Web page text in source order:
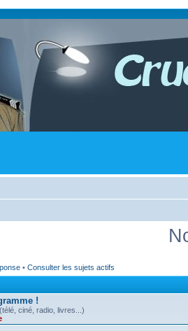
• Consulter les sujets actifs
!
ciné, radio, livres...)